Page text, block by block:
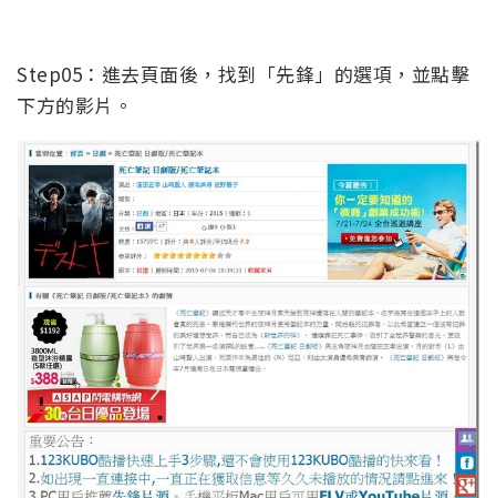
Step05：進去頁面後，找到「先鋒」的選項，並點擊
下方的影片。